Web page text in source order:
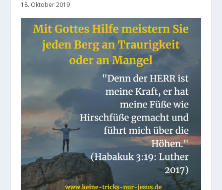
18. Oktober 2019